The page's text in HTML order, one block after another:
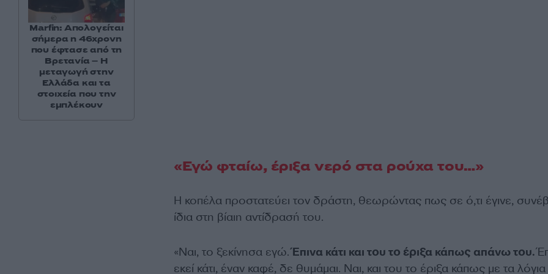
«Εγώ φταίω, έριξα νερό στα ρούχα του…»
Η κοπέλα προστατεύει τον δράστη, θεωρώντας πως σε ό,τι έγινε,
ίδια στη βίαιη αντίδρασή του.
«Ναι, το ξεκίνησα εγώ.Έπινα κάτι και του το έριξα κάπως απάνω του.
εκεί κάτι, έναν καφέ, δε θυμάμαι. Ναι, και του το έριξα κάπως με τα
Marfin: Απολογείται
σήμερα η 46χρονη
που έφτασε από τη
Βρετανία – Η
μεταγωγή στην
Ελλάδα και τα
στοιχεία που την
εμπλέκουν